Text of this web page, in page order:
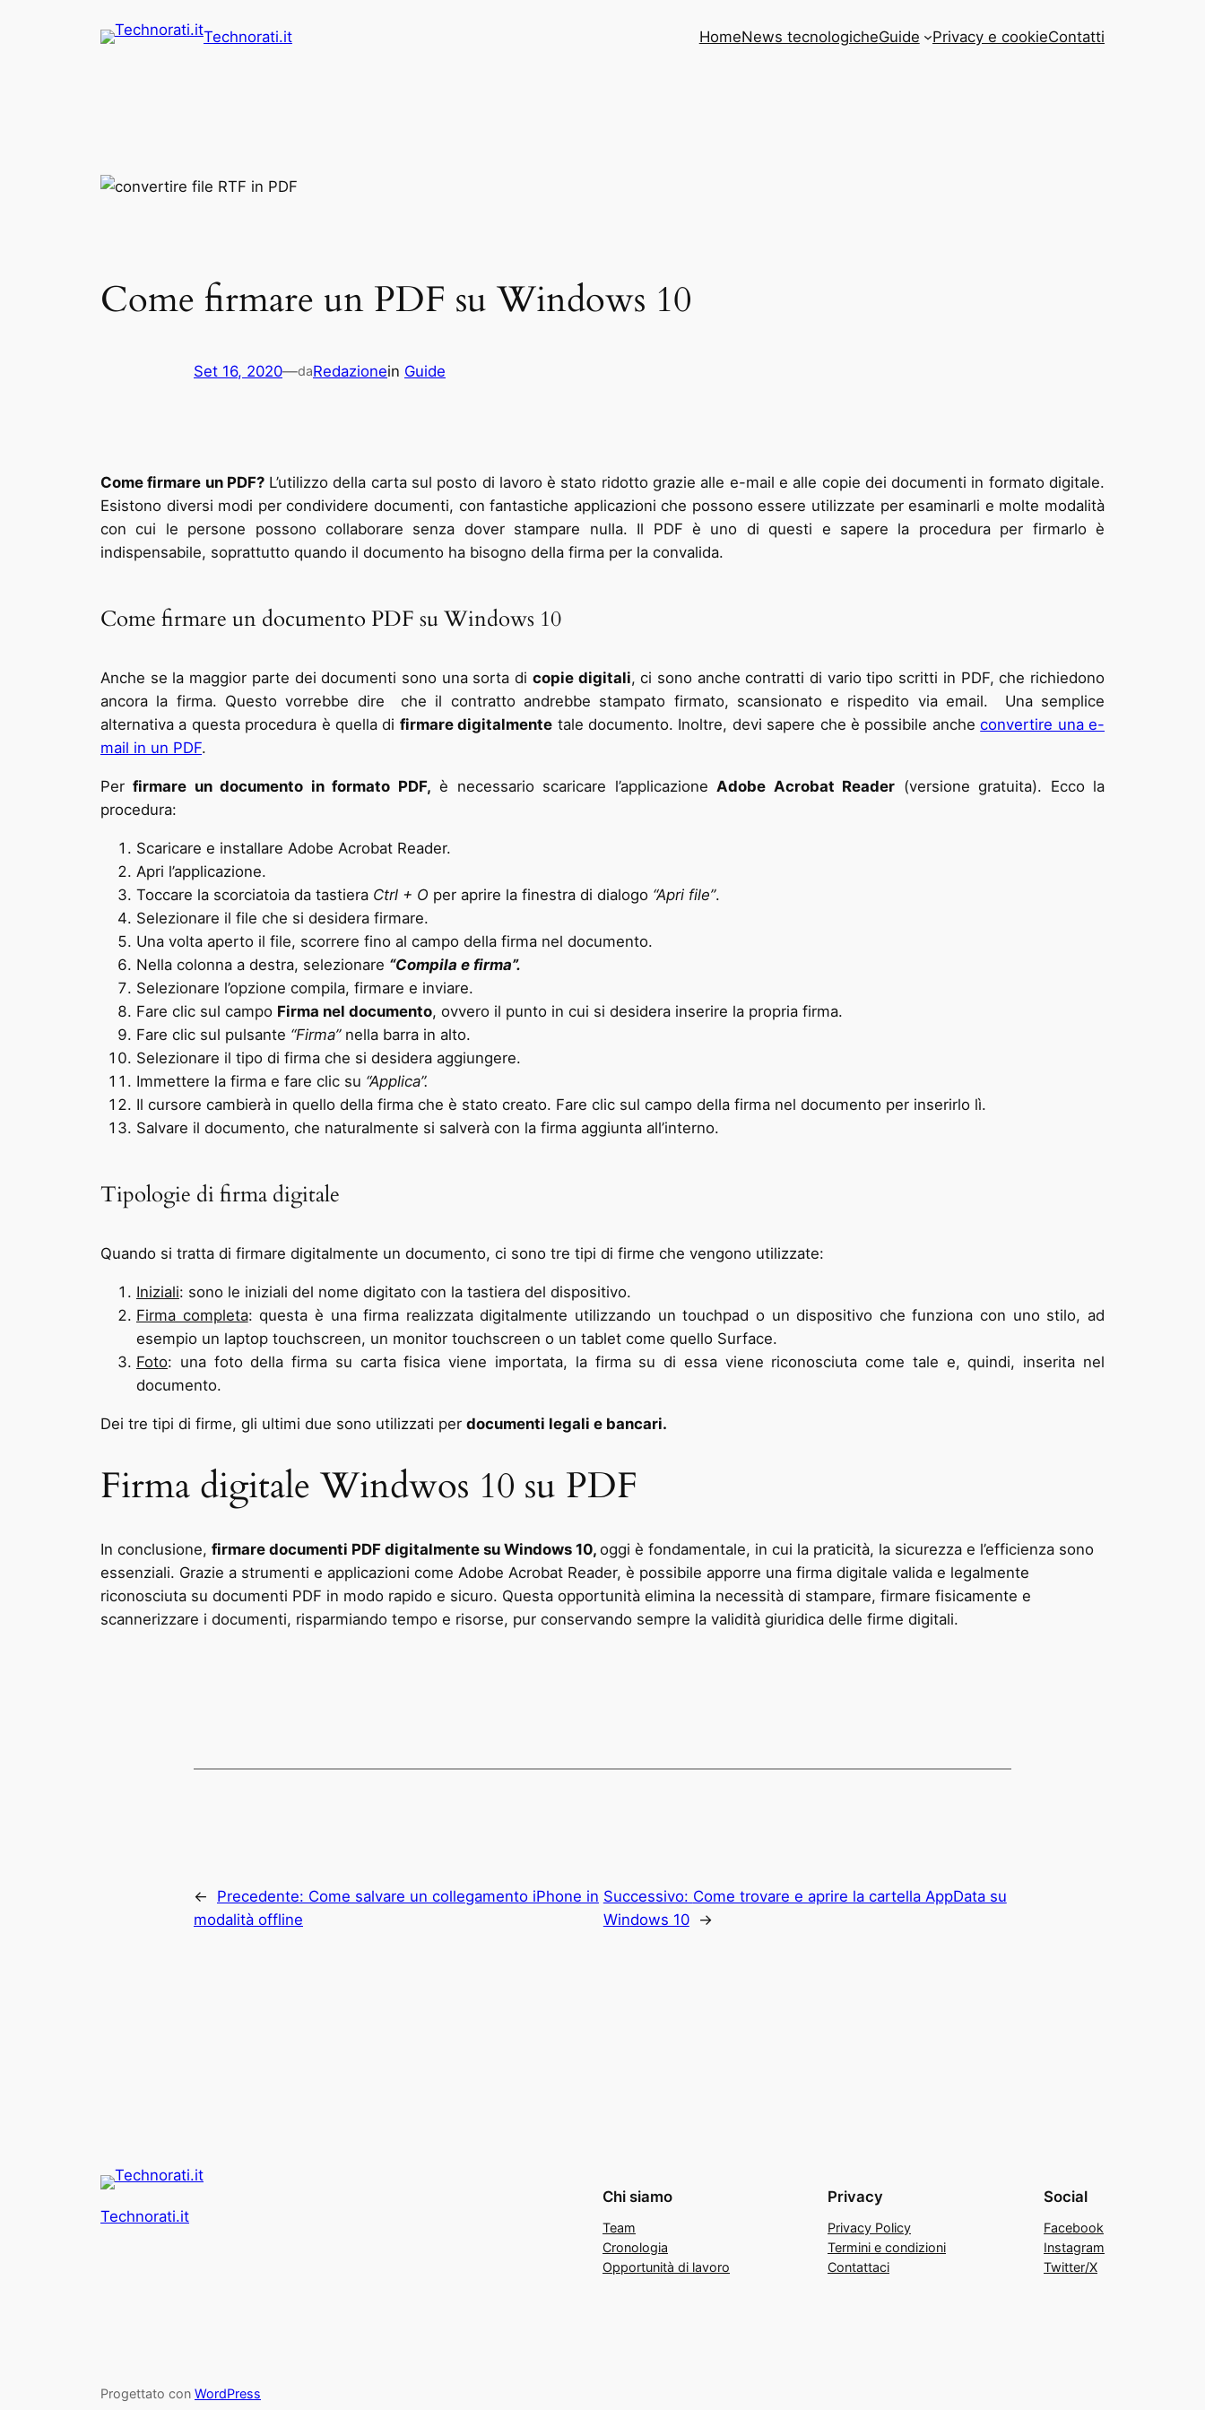
Technorati.it HomeNews tecnologicheGuide Privacy e cookieContatti
Come firmare un PDF su Windows 10
Set 16, 2020—daRedazionein Guide
Come firmare un PDF?L’utilizzo della carta sul posto di lavoro è stato ridotto grazie alle e-mail e alle copie dei documenti in formato digitale.
Esistono diversi modi per condividere documenti, con fantastiche applicazioni che possono essere utilizzate per esaminarli e molte modalità
con cui le persone possono collaborare senza dover stampare nulla. Il PDF è uno di questi e sapere la procedura per firmarlo è
indispensabile, soprattutto quando il documento ha bisogno della firma per la convalida.
Come firmare un documento PDF su Windows 10
Anche se la maggior parte dei documenti sono una sorta di copie digitali, ci sono anche contratti di vario tipo scritti in PDF, che richiedono
ancora la firma. Questo vorrebbe dire che il contratto andrebbe stampato firmato, scansionato e rispedito via email. Una semplice
alternativa a questa procedura è quella di firmare digitalmente tale documento. Inoltre, devi sapere che è possibile ancheconvertire una e-
mail in un PDF.
Perfirmare un documento in formato PDF, è necessario scaricare l’applicazioneAdobe Acrobat Reader (versione gratuita). Ecco la
procedura:
Scaricare e installare Adobe Acrobat Reader.
Apri l’applicazione.
Toccare la scorciatoia da tastiera Ctrl + O per aprire la finestra di dialogo “Apri file”.
Selezionare il file che si desidera firmare.
Una volta aperto il file, scorrere fino al campo della firma nel documento.
Nella colonna a destra, selezionare “Compila e firma”.
Selezionare l’opzione compila, firmare e inviare.
Fare clic sul campo Firma nel documento, ovvero il punto in cui si desidera inserire la propria firma.
Fare clic sul pulsante “Firma”nella barra in alto.
Selezionare il tipo di firma che si desidera aggiungere.
Immettere la firma e fare clic su “Applica”.
Il cursore cambierà in quello della firma che è stato creato. Fare clic sul campo della firma nel documento per inserirlo lì.
Salvare il documento, che naturalmente si salverà con la firma aggiunta all’interno.
Tipologie di firma digitale
Quando si tratta di firmare digitalmente un documento, ci sono tre tipi di firme che vengono utilizzate:
Iniziali: sono le iniziali del nome digitato con la tastiera del dispositivo.
Firma completa: questa è una firma realizzata digitalmente utilizzando un touchpad o un dispositivo che funziona con uno stilo, ad
esempio un laptop touchscreen, un monitor touchscreen o un tablet come quello Surface.
Foto: una foto della firma su carta fisica viene importata, la firma su di essa viene riconosciuta come tale e, quindi, inserita nel
documento.
Dei tre tipi di firme, gli ultimi due sono utilizzati per documenti legali e bancari.
Firma digitale Windwos 10 su PDF
In conclusione, firmare documenti PDF digitalmente su Windows 10, oggi è fondamentale, in cui la praticità, la sicurezza e l’efficienza sono
essenziali. Grazie a strumenti e applicazioni come Adobe Acrobat Reader, è possibile apporre una firma digitale valida e legalmente
riconosciuta su documenti PDF in modo rapido e sicuro. Questa opportunità elimina la necessità di stampare, firmare fisicamente e
scannerizzare i documenti, risparmiando tempo e risorse, pur conservando sempre la validità giuridica delle firme digitali.
← Precedente: Come salvare un collegamento iPhone in
modalità offline
Successivo: Come trovare e aprire la cartella AppData su
Windows 10
→
Technorati.it
Chi siamo
Team
Cronologia
Opportunità di lavoro
Privacy
Privacy Policy
Termini e condizioni
Contattaci
Social
Facebook
Instagram
Twitter/X
Progettato con WordPress